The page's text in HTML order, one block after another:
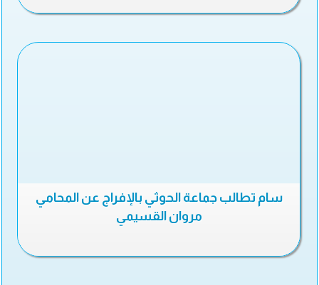
سام تطالب جماعة الحوثي بالإفراج عن المحامي
مروان القسيمي